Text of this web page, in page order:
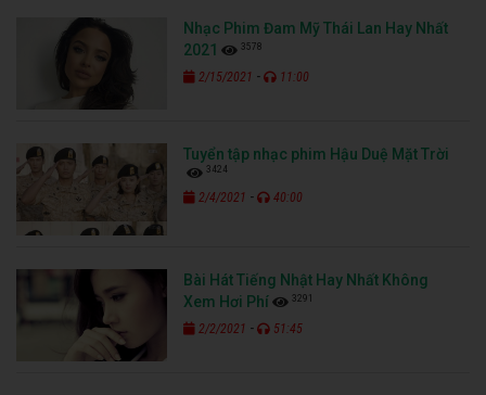
Nhạc Phim Đam Mỹ Thái Lan Hay Nhất
2021
3578
2/15/2021 - 11:00
Tuyển tập nhạc phim Hậu Duệ Mặt Trời
3424
2/4/2021 - 40:00
Bài Hát Tiếng Nhật Hay Nhất Không
Xem Hơi Phí
3291
2/2/2021 - 51:45